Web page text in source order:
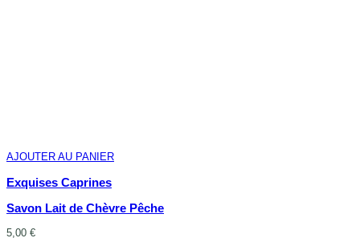
AJOUTER AU PANIER
Exquises Caprines
Savon Lait de Chèvre Pêche
5,00 €